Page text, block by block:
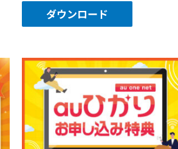
ダウンロード